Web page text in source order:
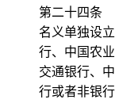
第二十四条
名义单独设
行、中国农
交通银行、
行或者非银